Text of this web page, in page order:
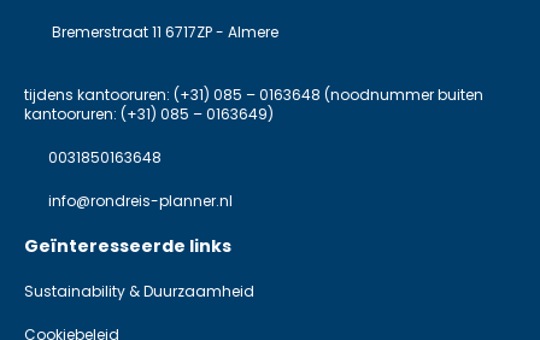
Bremerstraat 11 6717ZP - Almere
tijdens kantooruren: (+31) 085 – 0163648 (noodnummer buiten
kantooruren: (+31) 085 – 0163649)
0031850163648
info@rondreis-planner.nl
Geïnteresseerde links
Sustainability & Duurzaamheid
Cookiebeleid